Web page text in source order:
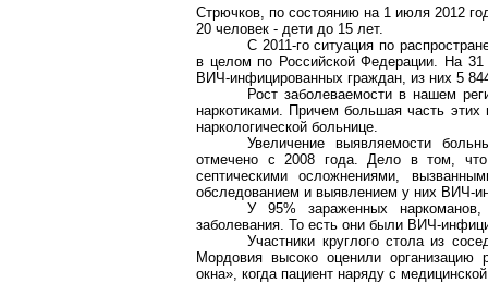
Стрючков, по состоянию на 1 июля 2012
20 человек - дети до 15 лет.
С 2011-го ситуация по
в целом по Российской Федерации. На 31
ВИЧ-инфицированных граждан, из них 5
Рост заболеваемости в нашем
наркотиками. Причем большая часть
наркологической больнице.
Увеличение выявляемости
отмечено с 2008 года. Дело в том,
септическими осложнениями,
обследованием и выявлением у них ВИЧ-
У 95% зараженных
заболевания. То есть они были ВИЧ-
Участники круглого стола из
Мордовия высоко оценили
окна», когда пациент наряду с